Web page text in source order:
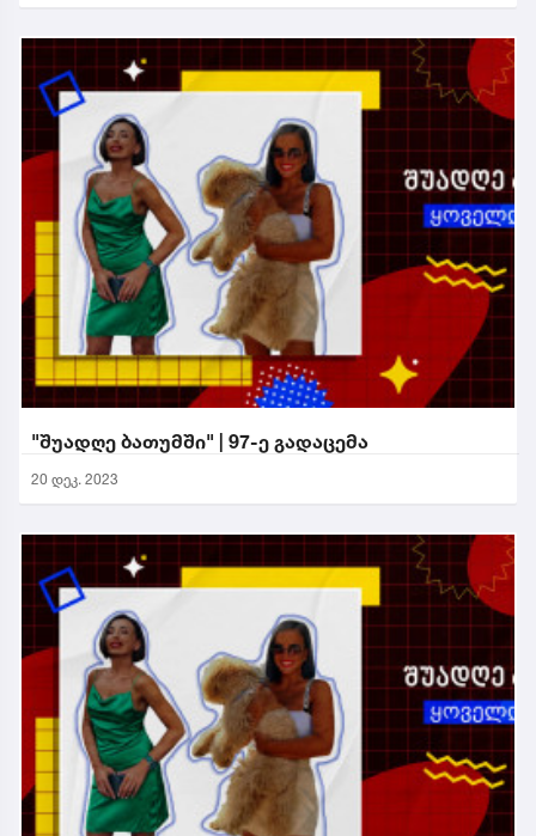
"შუადღე ბათუმში" | 97-ე გადაცემა
20 დეკ. 2023